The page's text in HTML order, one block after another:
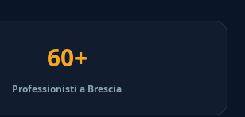
60+
Professionisti a Brescia